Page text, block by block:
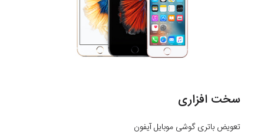
سخت افزاری
تعویض باتری گوشی موبایل آیفون